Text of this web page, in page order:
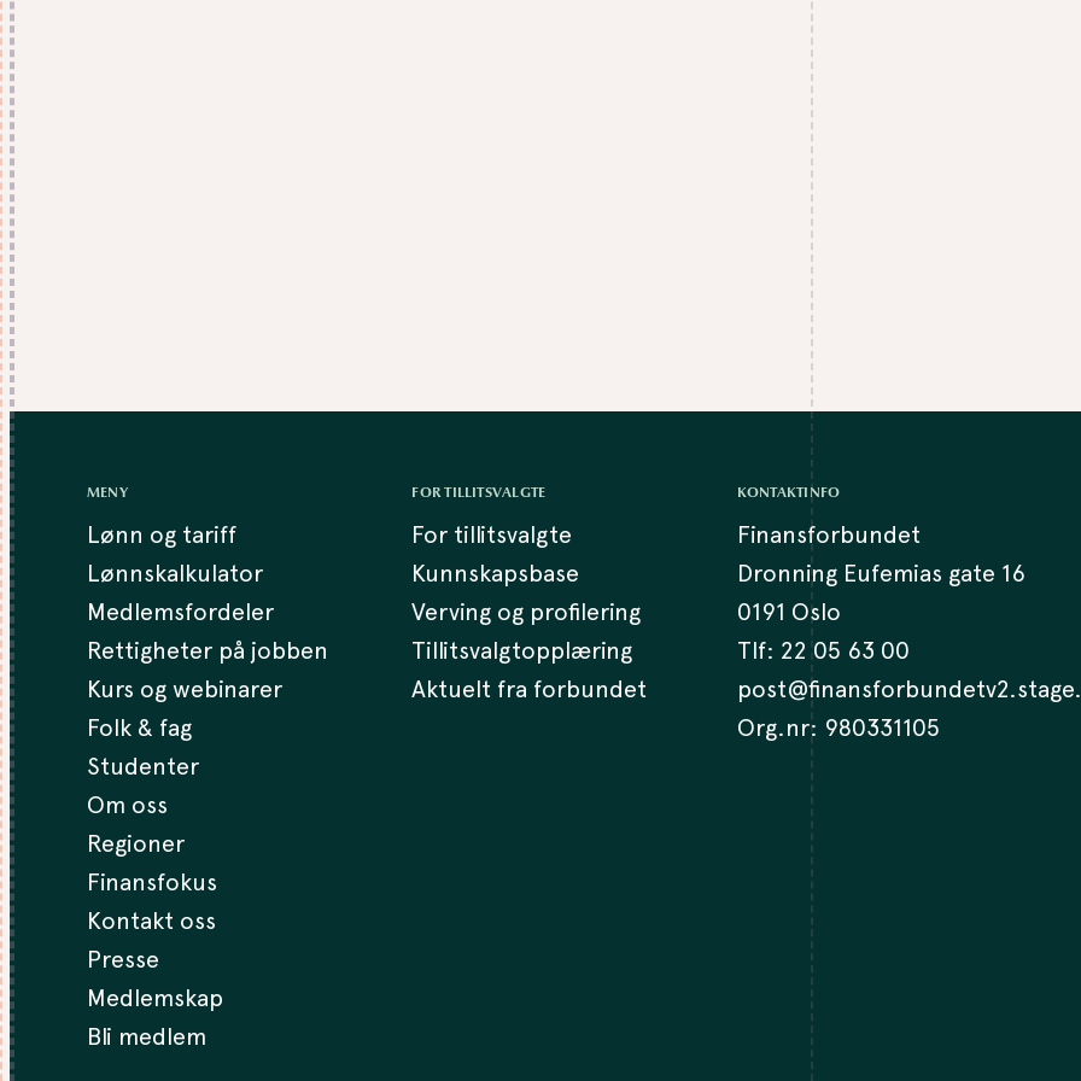
MENY
Lønn og tariff
Lønnskalkulator
Medlemsfordeler
Rettigheter på jobben
Kurs og webinarer
Folk & fag
Studenter
Om oss
Regioner
Finansfokus
Kontakt oss
Presse
Medlemskap
Bli medlem
FOR TILLITSVALGTE
For tillitsvalgte
Kunnskapsbase
Verving og profilering
Tillitsvalgtopplæring
Aktuelt fra forbundet
KONTAKTINFO
Finansforbundet
Dronning Eufemias gate 16
0191 Oslo
Tlf: 22 05 63 00
Org.nr: 980331105